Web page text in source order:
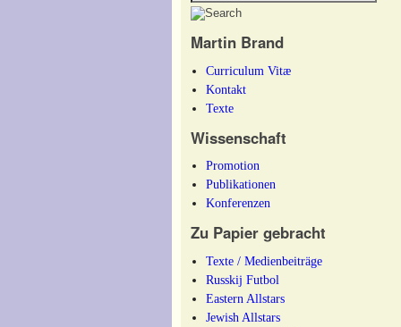
Martin Brand
Curriculum Vitæ
Kontakt
Texte
Wissenschaft
Promotion
Publikationen
Konferenzen
Zu Papier gebracht
Texte / Medienbeiträge
Russkij Futbol
Eastern Allstars
Jewish Allstars